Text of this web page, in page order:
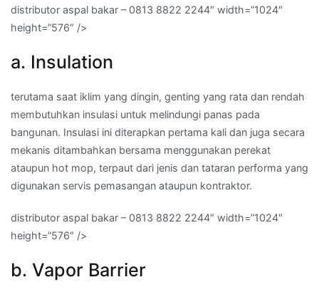
distributor aspal bakar – 0813 8822 2244″ width=”1024″
height=”576″ />
a. Insulation
terutama saat iklim yang dingin, genting yang rata dan rendah
membutuhkan insulasi untuk melindungi panas pada
bangunan. Insulasi ini diterapkan pertama kali dan juga secara
mekanis ditambahkan bersama menggunakan perekat
ataupun hot mop, terpaut dari jenis dan tataran performa yang
digunakan servis pemasangan ataupun kontraktor.
distributor aspal bakar – 0813 8822 2244″ width=”1024″
height=”576″ />
b. Vapor Barrier